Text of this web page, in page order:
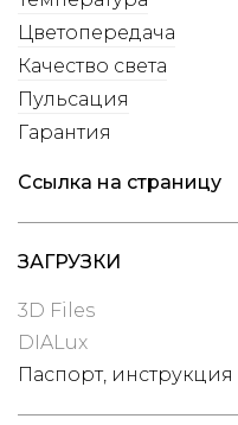
Пульсация
Цветопередача
Качество света
Гарантия
Ссылка на страницу
ЗАГРУЗКИ
3D Files
DIALux
Паспорт, инструкция